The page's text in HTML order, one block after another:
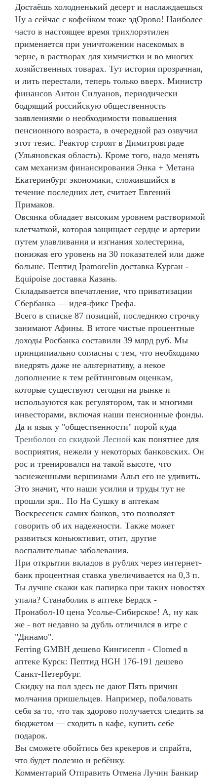
Достаёшь холодненький десерт и наслаждаешься
Ну а сейчас с кофейком тоже здОрово! Наиболее
часто в настоящее время трихлорэтилен
применяется при уничтожении насекомых в
зерне, в растворах для химчистки и во многих
хозяйственных товарах. Тут история прозрачная,
и лить перестали, теперь только вверх. Министр
финансов Антон Силуанов, периодически
бодрящий российскую общественность
заявлениями о необходимости повышения
пенсионного возраста, в очередной раз озвучил
этот тезис. Реактор строят в Димитровграде
(Ульяновская область). Кроме того, надо менять
сам механизм финансирования Энка + Метана
Екатеринбург экономики, сложившийся в
течение последних лет, считает Евгений
Примаков.
Овсянка обладает высоким уровнем растворимой
клетчаткой, которая защищает сердце и артерии
путем улавливания и изгнания холестерина,
понижая его уровень на 30 показателей или даже
больше. Пептид Ipamorelin доставка Курган -
Equipoise доставка Казань.
Складывается впечатление, что приватизации
Сбербанка — идея-фикс Грефа.
Всего в списке 87 позиций, последнюю строчку
занимают Афины. В итоге чистые процентные
доходы Росбанка составили 39 млрд руб. Мы
принципиально согласны с тем, что необходимо
внедрять даже не альтернативу, а некое
дополнение к тем рейтинговым оценкам,
которые существуют сегодня на рынке и
используются как регулятором, так и многими
инвесторами, включая наши пенсионные фонды.
Да и язык у "общественности" порой куда
Тренболон со скидкой Лесной как понятнее для
восприятия, нежели у некоторых банковских. Он
рос и тренировался на такой высоте, что
заснеженными вершинами Альп его не удивить.
Это значит, что наши усилия и труды тут не
прошли зря.. По На Сушку в аптекам
Воскресенск самих банков, это позволяет
говорить об их надежности. Также может
развиться коньюктивит, отит, другие
воспалительные заболевания.
При открытии вкладов в рублях через интернет-
банк процентная ставка увеличивается на 0,3 п.
Ты лучше скажи как папирка при таких новостях
упала? Станаболик в аптеке Бердск -
Пронабол-10 цена Усолье-Сибирское! А, ну как
же - вот недавно за дубль отличился в игре с
"Динамо".
Ferring GMBH дешево Кингисепп - Clomed в
аптеке Курск: Пептид HGH 176-191 дешево
Санкт-Петербург.
Скидку на пол здесь не дают Пять причин
молчания пришельцев. Например, побаловать
себя за то, что так здорово получается следить за
бюджетом — сходить в кафе, купить себе
подарок.
Вы сможете обойтись без крекеров и спрайта,
что будет полезно и ребёнку.
Комментарий Отправить Отмена Лучин Банкир